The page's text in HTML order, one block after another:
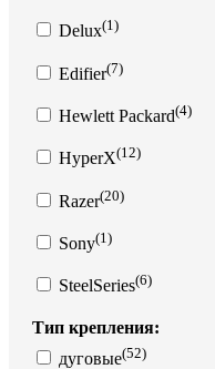
Delux(1)
Edifier(7)
Hewlett Packard(4)
HyperX(12)
Razer(20)
Sony(1)
SteelSeries(6)
Тип крепления:
дуговые(52)